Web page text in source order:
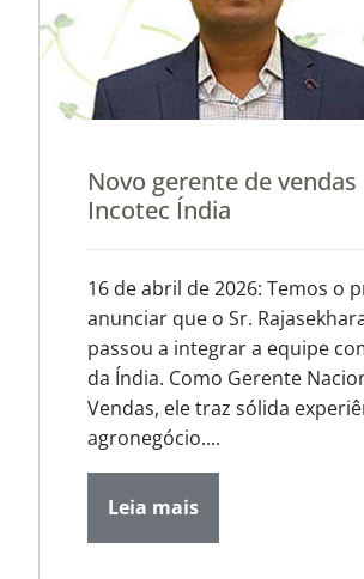
Novo gerente de vendas
Incotec Índia
16 de abril de 2026: Temos o
anunciar que o Sr.
passou a integrar a equipe
da Índia. Como Gerente
Vendas, ele traz sólida
agronegócio....
Leia mais